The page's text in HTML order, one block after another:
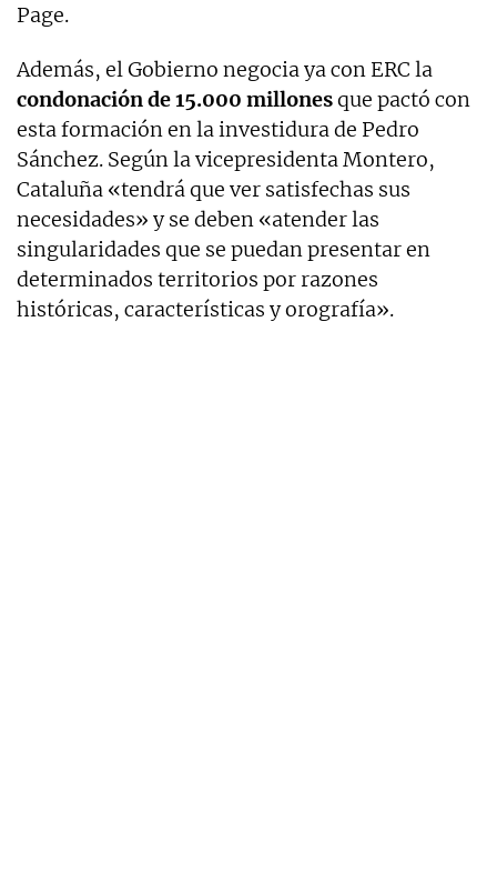
Page.
Además, el Gobierno negocia ya con ERC la
condonación de 15.000 millonesque pactó con
esta formación en la investidura de Pedro
Sánchez. Según la vicepresidenta Montero,
Cataluña «tendrá que ver satisfechas sus
necesidades» y se deben «atender las
singularidades que se puedan presentar en
determinados territorios por razones
históricas, características y orografía».